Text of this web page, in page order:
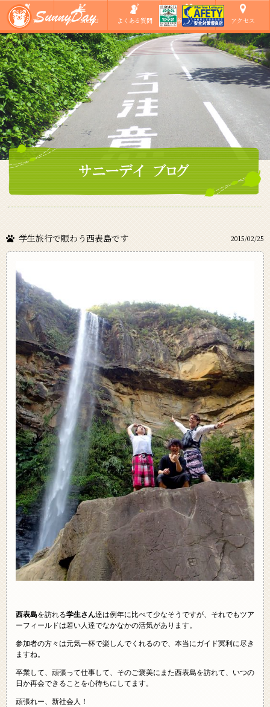
ショップ ツアーMENU よくある質問 ご参加の方へ アクセス
学生旅行で賑わう西表島です 2015/02/25
西表島を訪れる学生さん達は例年に比べて少なそうですが、それでもツア
ーフィールドは若い人達でなかなかの活気があります。
参加者の方々は元気一杯で楽しんでくれるので、本当にガイド冥利に尽き
ますね。
卒業して、頑張って仕事して、そのご褒美にまた西表島を訪れて、いつの
日か再会できることを心待ちにしてます。
頑張れー、新社会人！